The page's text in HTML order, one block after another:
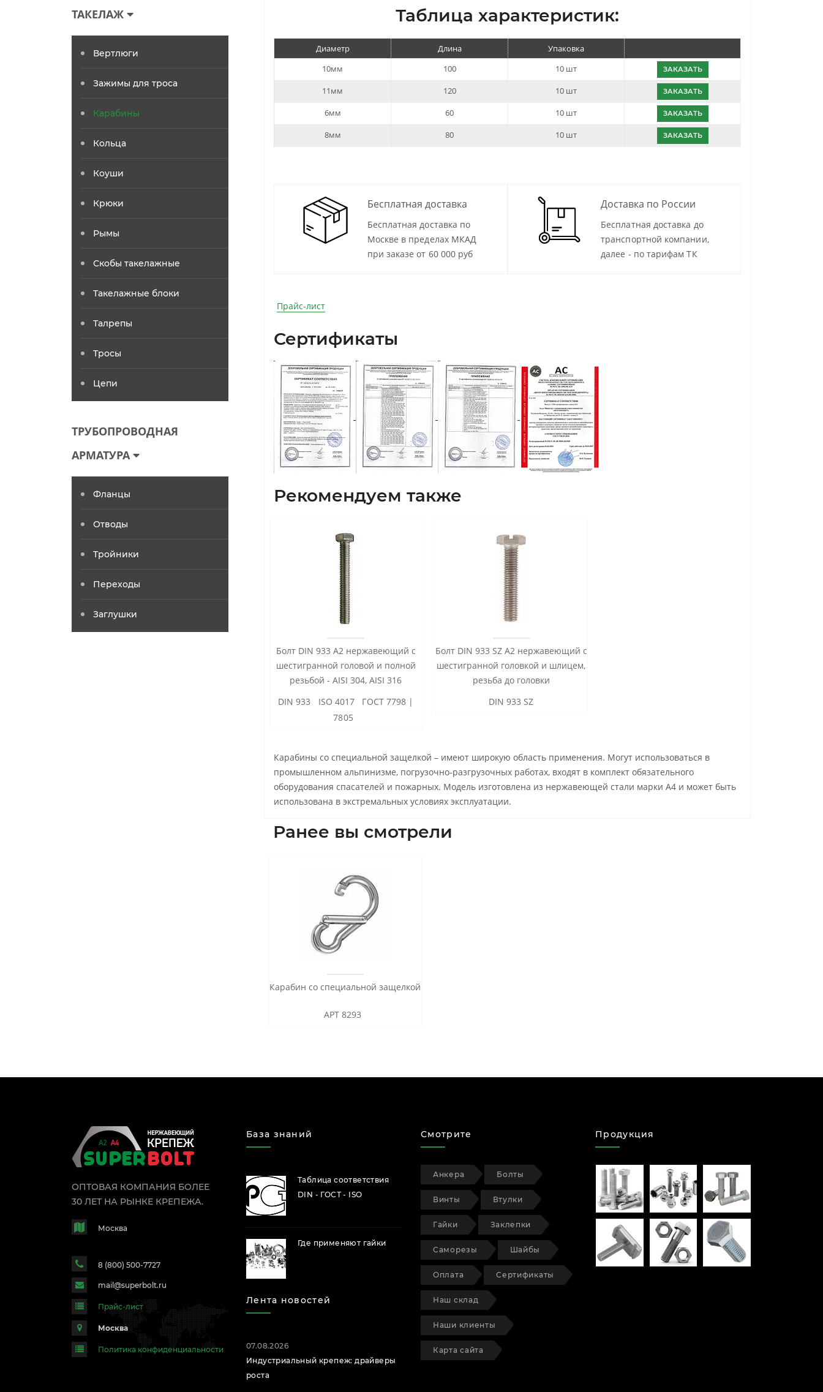
Таблица характеристик:
Диаметр Длина
Упаковка
10мм
100 10 шт ЗАКАЗАТЬ
11мм 120 10 шт ЗАКАЗАТЬ
6мм 60 10 шт ЗАКАЗАТЬ
8мм 80 10 шт ЗАКАЗАТЬ
Бесплатная доставка
Бесплатная доставка по
Москве в пределах МКАД
при заказе от 60 000 руб
Доставка по России
Бесплатная доставка до
транспортной компании,
далее - по тарифам ТК
Прайс-лист
Сертификаты
Рекомендуем также
Болт DIN 933 А2 нержавеющий с
шестигранной головой и полной
резьбой - AISI 304, AISI 316
DIN 933 ISO 4017 ГОСТ 7798 |
7805
Болт DIN 933 SZ А2 нержавеющий с
шестигранной головкой и шлицем,
резьба до головки
DIN 933 SZ
Карабины со специальной защелкой – имеют широкую область применения. Могут использоваться в
промышленном альпинизме, погрузочно-разгрузочных работах, входят в комплект обязательного
оборудования спасателей и пожарных. Модель изготовлена из нержавеющей стали марки А4 и может быть
использована в экстремальных условиях эксплуатации.
Ранее вы смотрели
Карабин со специальной защелкой
АРТ 8293
ТАКЕЛАЖ
Вертлюги
Зажимы для троса
Карабины
Кольца
Коуши
Крюки
Рымы
Скобы такелажные
Такелажные блоки
Талрепы
Тросы
Цепи
ТРУБОПРОВОДНАЯ
АРМАТУРА
Фланцы
Отводы
Тройники
Переходы
Заглушки
ОПТОВАЯ КОМПАНИЯ БОЛЕЕ
30 ЛЕТ НА РЫНКЕ КРЕПЕЖА.
Москва
8 (800) 500-7727
mail@superbolt.ru
Прайс-лист
Москва
Политика конфиденциальности
База знаний
Таблица соответствия
DIN - ГОСТ - ISO
Где применяют гайки
Лента новостей
07.08.2026
Индустриальный крепеж: драйверы
роста
Смотрите
Анкера Болты
Винты Втулки
Гайки Заклепки
Саморезы Шайбы
Оплата Сертификаты
Наш склад
Наши клиенты
Карта сайта
Продукция